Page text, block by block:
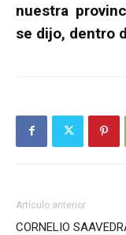
nuestra
se dijo, dentro
Artículo anterior
CORNELIO